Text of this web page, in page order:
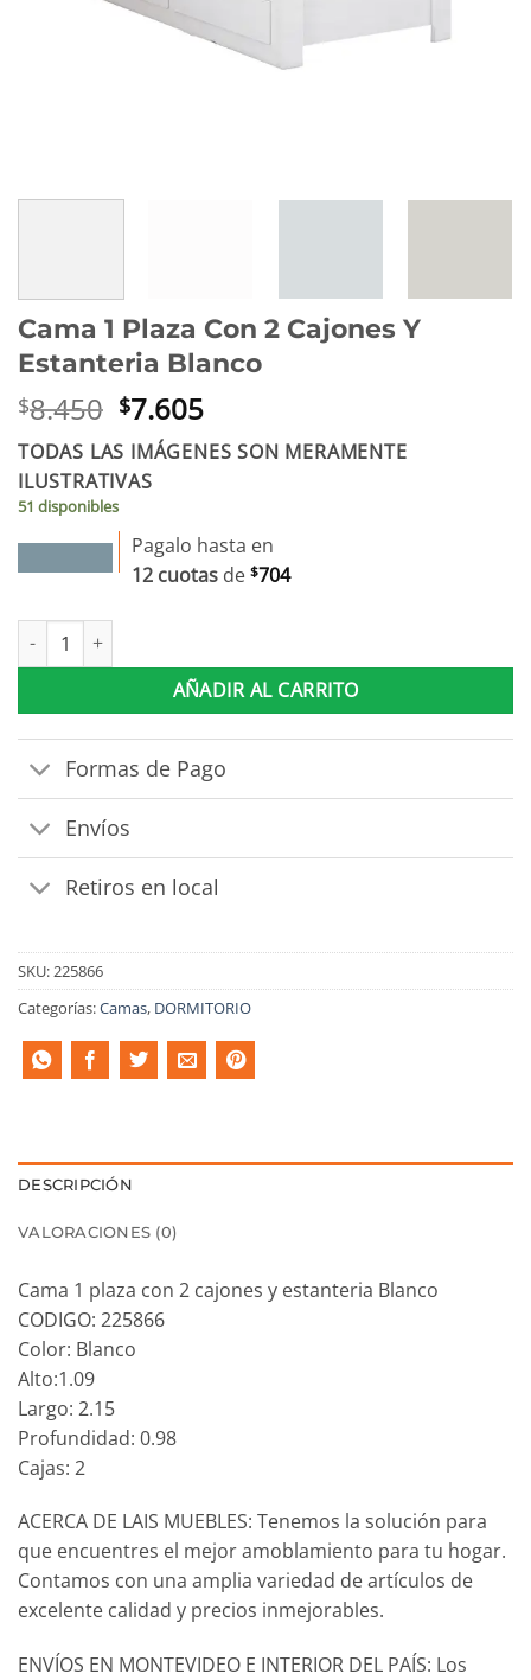
Cama 1 Plaza Con 2 Cajones Y
Estanteria Blanco
$8.450 El
precio
original
era:
$8.450.
$7.605El
precio
actual
TODAS LAS IMÁGENES SON MERAMENTE
ILUSTRATIVAS
51 disponibles
Pagalo hasta en
12 cuotas de $704
Cama 1 Plaza Con 2 Cajones Y Estanteria Blanco cantidad
AÑADIR AL CARRITO
Formas de Pago
Envíos
Retiros en local
SKU:225866
Categorías:Camas, DORMITORIO
DESCRIPCIÓN
VALORACIONES (0)
Cama 1 plaza con 2 cajones y estanteria Blanco
CODIGO: 225866
Color: Blanco
Alto:1.09
Largo: 2.15
Profundidad: 0.98
Cajas: 2
ACERCA DE LAIS MUEBLES: Tenemos la solución para
que encuentres el mejor amoblamiento para tu hogar.
Contamos con una amplia variedad de artículos de
excelente calidad y precios inmejorables.
ENVÍOS EN MONTEVIDEO E INTERIOR DEL PAÍS: Los